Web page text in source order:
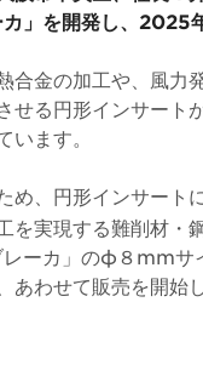
」を開発し、2025
合金の加工や、風力
せる円形インサート
ます。
め、円形インサー
を実現する難削材・
ーカ」のφ８mm
わせて販売を開始し